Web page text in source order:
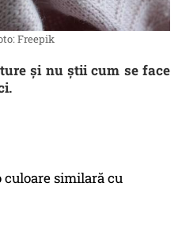
Freepik
și nu știi cum se face
culoare similară cu